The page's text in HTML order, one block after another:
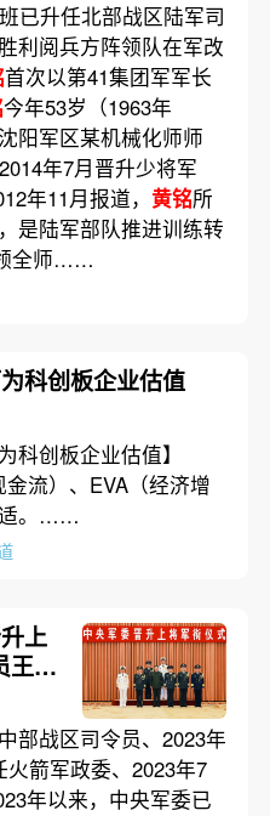
已升任北部战区陆军司
利阅兵方阵领队在军改
首次以第41集团军军长
今年53岁（1963年
阳军区某机械化师师
年7月晋升少将军
年11月报道， 黄铭所
是陆军部队推进训练转
全师……
科创板企业估值
科创板企业估值】
流）、EVA（经济增
适。……
上
王文
部战区司令员、2023年
火箭军政委、2023年7
年以来，中央军委已